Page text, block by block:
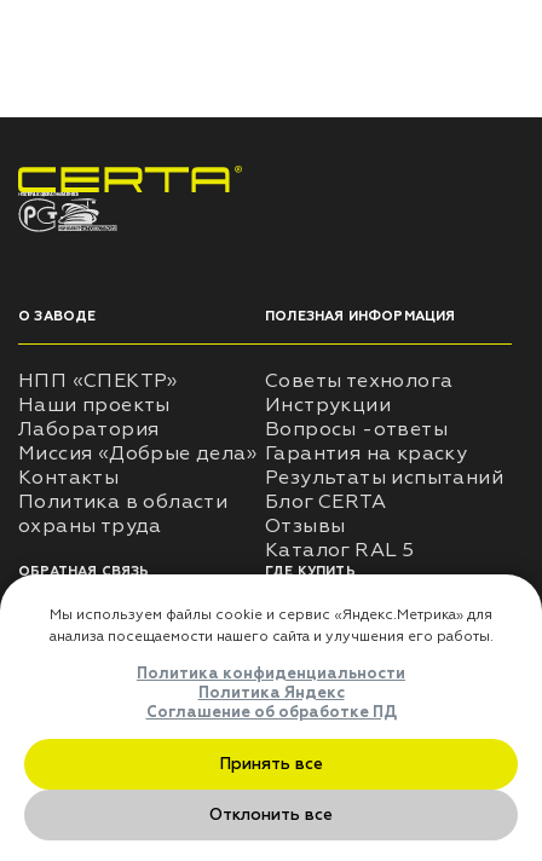
НПП «СПЕКТР» ЗАВОД ЛАКОКРАСОЧНЫХ МАТЕРИАЛОВ
О ЗАВОДЕ
НПП «СПЕКТР»
Наши проекты
Лаборатория
Миссия «Добрые дела»
Контакты
Политика в области
ПОЛЕЗНАЯ ИНФОРМАЦИЯ
Советы технолога
Инструкции
Вопросы -ответы
Гарантия на краску
Результаты испытаний
Блог CERTA
Отзывы
Каталог RAL 5
ОБРАТНАЯ СВЯЗЬ
Использование
использования личных
Оферта
ГДЕ КУПИТЬ
Доставка
Где купить
ДЛЯ ПАРТНЁРОВ
Преимущества